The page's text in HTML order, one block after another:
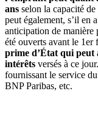
ans selon la capacité
peut également, s’il en
anticipation de
été ouverts avant le 1er
prime d’État qui peut
intérêts versés à ce
fournissant le service
BNP Paribas, etc.